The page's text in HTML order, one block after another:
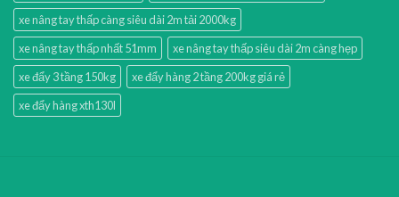
xe nâng tay thấp càng siêu dài 2m tải 2000kg
xe nâng tay thấp nhất 51mm
xe nâng tay thấp siêu dài 2m càng hẹp
xe đẩy 3 tầng 150kg
xe đẩy hàng 2 tầng 200kg giá rẻ
xe đẩy hàng xth130l